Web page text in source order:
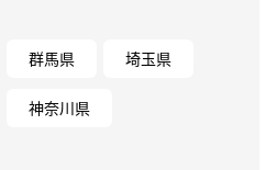
群馬県 埼玉県
神奈川県